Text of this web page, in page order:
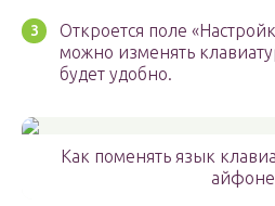
Откроется поле
можно изменять
будет удобно.
Как поменять язык
айфоне